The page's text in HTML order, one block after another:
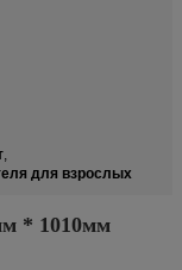
,
для взрослых
* 1010мм